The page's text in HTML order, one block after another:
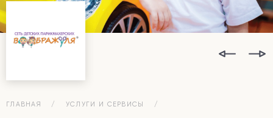
ГЛАВНАЯ УСЛУГИ И СЕРВИСЫ